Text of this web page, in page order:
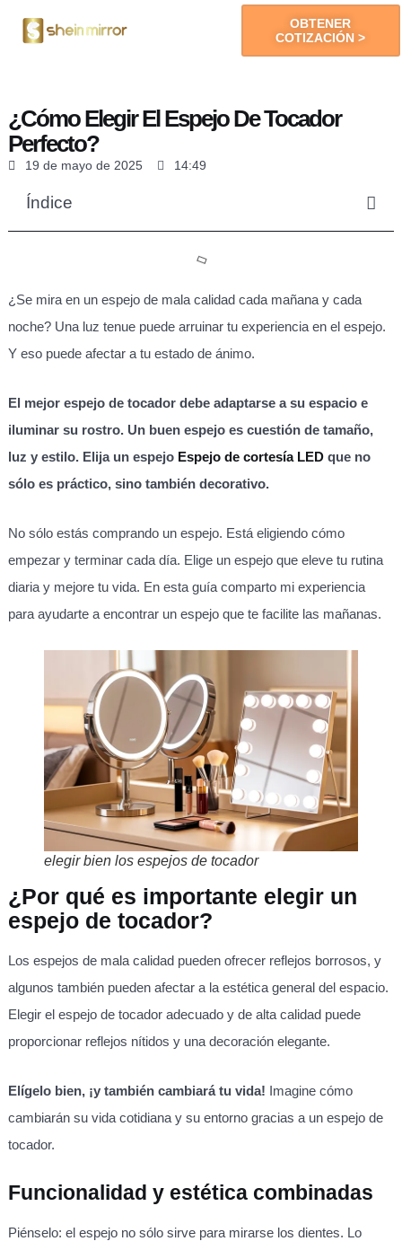
OBTENER
COTIZACIÓN >
¿Cómo Elegir El Espejo De Tocador
Perfecto?
19 de mayo de 2025 14:49
Índice
¿Se mira en un espejo de mala calidad cada mañana y cada
noche? Una luz tenue puede arruinar tu experiencia en el espejo.
Y eso puede afectar a tu estado de ánimo.
El mejor espejo de tocador debe adaptarse a su espacio e
iluminar su rostro. Un buen espejo es cuestión de tamaño,
luz y estilo. Elija un espejo Espejo de cortesía LED que no
sólo es práctico, sino también decorativo.
No sólo estás comprando un espejo. Está eligiendo cómo
empezar y terminar cada día. Elige un espejo que eleve tu rutina
diaria y mejore tu vida. En esta guía comparto mi experiencia
para ayudarte a encontrar un espejo que te facilite las mañanas.
elegir bien los espejos de tocador
¿Por qué es importante elegir un
espejo de tocador?
Los espejos de mala calidad pueden ofrecer reflejos borrosos, y
algunos también pueden afectar a la estética general del espacio.
Elegir el espejo de tocador adecuado y de alta calidad puede
proporcionar reflejos nítidos y una decoración elegante.
Elígelo bien, ¡y también cambiará tu vida! Imagine cómo
cambiarán su vida cotidiana y su entorno gracias a un espejo de
tocador.
Funcionalidad y estética combinadas
Piénselo: el espejo no sólo sirve para mirarse los dientes. Lo